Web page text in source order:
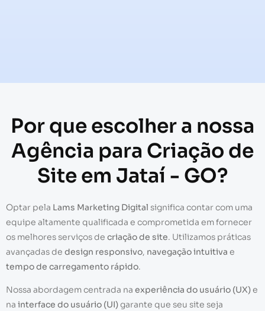
Por que escolher a nossa
Agência para Criação de
Site em Jataí - GO?
Optar pela Lams Marketing Digital significa contar com uma
equipe altamente qualificada e comprometida em fornecer
os melhores serviços de criação de site. Utilizamos práticas
avançadas de design responsivo, navegação intuitiva e
tempo de carregamento rápido.
Nossa abordagem centrada na experiência do usuário (UX)e
na interface do usuário (UI)garante que seu site seja